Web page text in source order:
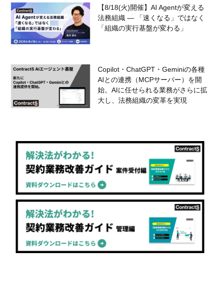
【8/18(火)開催】AI Agentが変える
法務組織 — 「速くなる」ではなく
「組織の実行基盤が変わる」
Copilot・ChatGPT・Geminiの各種
AIとの連携（MCPサーバー）を開
始。AIに任せられる業務がさらに拡
大し、法務組織の変革を実現